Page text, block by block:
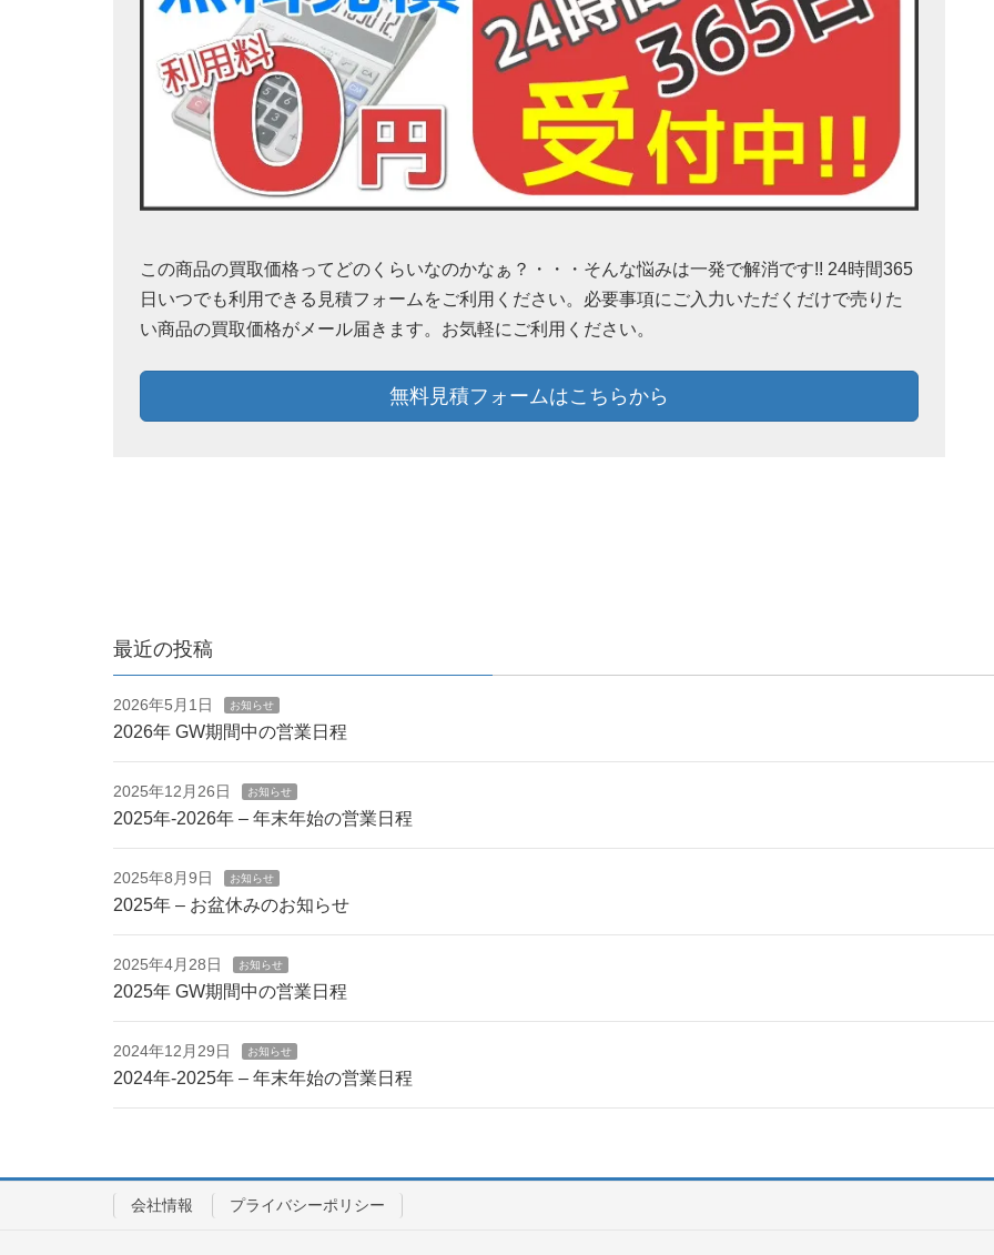
この商品の買取価格ってどのくらいなのかなぁ？・・・そんな悩みは一発で解消です!! 24時間365
日いつでも利用できる見積フォームをご利用ください。必要事項にご入力いただくだけで売りた
い商品の買取価格がメール届きます。お気軽にご利用ください。
無料見積フォームはこちらから
最近の投稿
2026年5月1日 お知らせ
2026年 GW期間中の営業日程
2025年12月26日 お知らせ
2025年-2026年 – 年末年始の営業日程
2025年8月9日 お知らせ
2025年 – お盆休みのお知らせ
2025年4月28日 お知らせ
2025年 GW期間中の営業日程
2024年12月29日 お知らせ
2024年-2025年 – 年末年始の営業日程
会社情報 プライバシーポリシー